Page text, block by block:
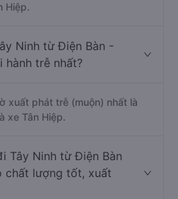
Hiệp.
Ninh từ Điện Bàn -
hành trễ nhất?
xuất phát trễ (muộn) nhất là
xe Tân Hiệp.
Tây Ninh từ Điện Bàn
chất lượng tốt, xuất